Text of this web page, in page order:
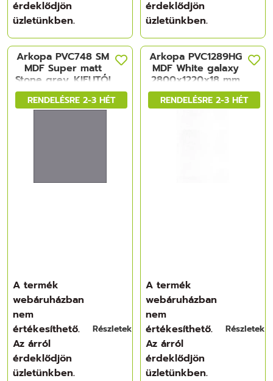
érdeklődjön
üzletünkben.
érdeklődjön
üzletünkben.
RENDELÉSRE 2-3 HÉT
Arkopa PVC748 SM
MDF Super matt
Stone grey_KIFUTÓ!
2800x1220x18 mm
A termék
webáruházban
nem
értékesíthető.
Az árról
érdeklődjön
üzletünkben.
Részletek
RENDELÉSRE 2-3 HÉT
Arkopa PVC1289HG
MDF White galaxy
2800x1220x18 mm
A termék
webáruházban
nem
értékesíthető.
Az árról
érdeklődjön
üzletünkben.
Részletek